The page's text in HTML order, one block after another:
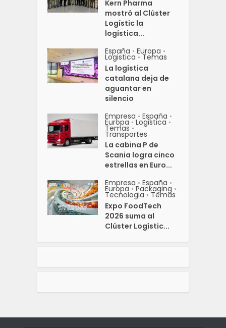
Kern Pharma
mostró al Clúster
Logístic la
logística...
España • Europa •
Logistica • Temas
La logística
catalana deja de
aguantar en
silencio
Empresa • España •
Europa • Logistica •
Temas •
Transportes
La cabina P de
Scania logra cinco
estrellas en Euro...
Empresa • España •
Europa • Packaging •
Tecnologia • Temas
Expo FoodTech
2026 suma al
Clúster Logístic...